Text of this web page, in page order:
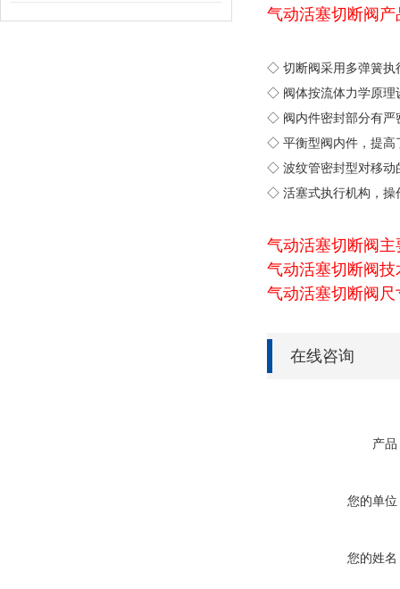
气动活塞切断阀产
◇ 切断阀采用多弹簧执
◇ 阀体按流体力学原理
◇ 阀内件密封部分有严
◇ 平衡型阀内件，提高
◇ 波纹管密封型对移动
◇ 活塞式执行机构，操
气动活塞切断阀
气动活塞切断阀技
气动活塞切断阀尺
在线咨询
产品
您的单位
您的姓名